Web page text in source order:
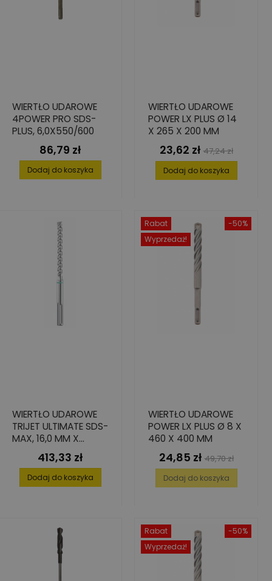
WIERTŁO UDAROWE
4POWER PRO SDS-
PLUS, 6,0X550/600
Cena
86,79 zł
Dodaj do koszyka
WIERTŁO UDAROWE
POWER LX PLUS Ø 14
X 265 X 200 MM
Cena
23,62 zł Cena
podstawowa
47,24 zł
Dodaj do koszyka
WIERTŁO UDAROWE
TRIJET ULTIMATE SDS-
MAX, 16,0 MM X
800/940 MM
Cena
413,33 zł
Dodaj do koszyka
-50%
Rabat
Wyprzedaż!
WIERTŁO UDAROWE
POWER LX PLUS Ø 8 X
460 X 400 MM
Cena
24,85 zł Cena
podstawowa
49,70 zł
Dodaj do koszyka
-50%
Rabat
Wyprzedaż!